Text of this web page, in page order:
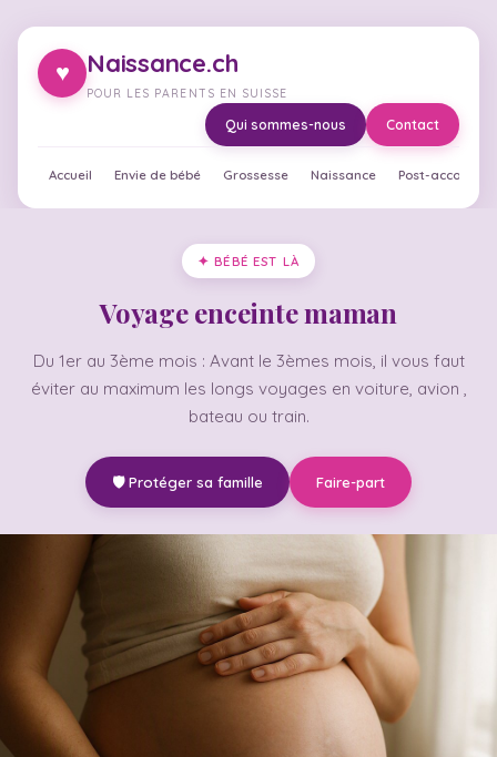
♥ Naissance.ch
POUR LES PARENTS EN SUISSE
Accueil Envie de bébé Grossesse Naissance Post-
Qui sommes-nous Contact
✦ BÉBÉ EST LÀ
Voyage enceinte maman
Du 1er au 3ème mois : Avant le 3èmes mois, il vous faut
éviter au maximum les longs voyages en voiture, avion ,
bateau ou train.
🛡️ Protéger sa famille Faire-part